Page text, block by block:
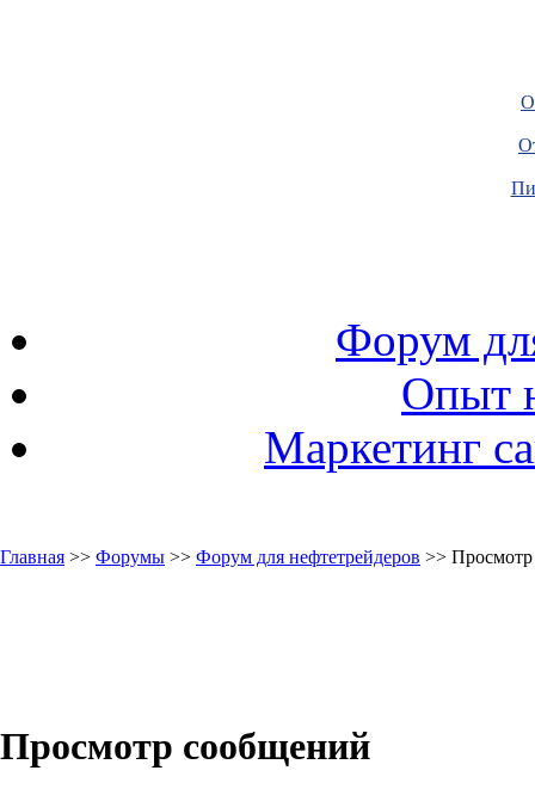
Форум
Опыт
Маркетинг
Главная >> Форумы >> Форум для нефтетрейдеров >>
Просмотр сообщений